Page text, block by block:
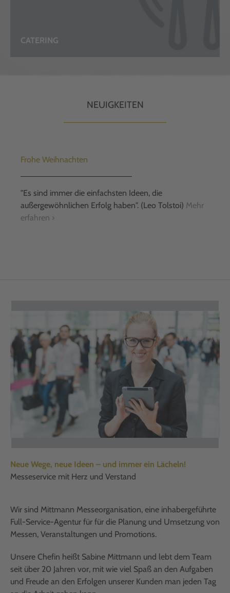
CATERING
NEUIGKEITEN
Frohe Weihnachten
"Es sind immer die einfachsten Ideen, die
außergewöhnlichen Erfolg haben". (Leo Tolstoi) Mehr
erfahren ›
Neue Wege, neue Ideen – und immer ein Lächeln!
Messeservice mit Herz und Verstand
Wir sind Mittmann Messeorganisation, eine inhabergeführte
Full-Service-Agentur für für die Planung und Umsetzung von
Messen, Veranstaltungen und Promotions.
Unsere Chefin heißt Sabine Mittmann und lebt dem Team
seit über 20 Jahren vor, mit wie viel Spaß an den Aufgaben
und Freude an den Erfolgen unserer Kunden man jeden Tag